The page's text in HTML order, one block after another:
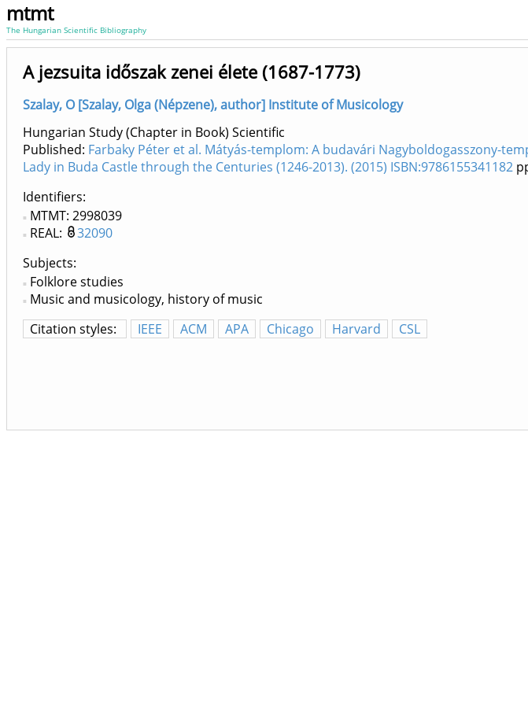
mtmt
The Hungarian Scientific Bibliography
A jezsuita időszak zenei élete (1687-1773)
Szalay, O [Szalay, Olga (Népzene), author] Institute of Musicology
Hungarian Study (Chapter in Book) Scientific
Published: Farbaky Péter et al. Mátyás-templom: A budavári Nagyboldogasszony-
Lady in Buda Castle through the Centuries (1246-2013). (2015) ISBN:9786155341182
Identifiers
MTMT: 2998039
REAL:
32090
Subjects:
Folklore studies
Music and musicology, history of music
Citation styles:
IEEE ACM APA Chicago Harvard CSL